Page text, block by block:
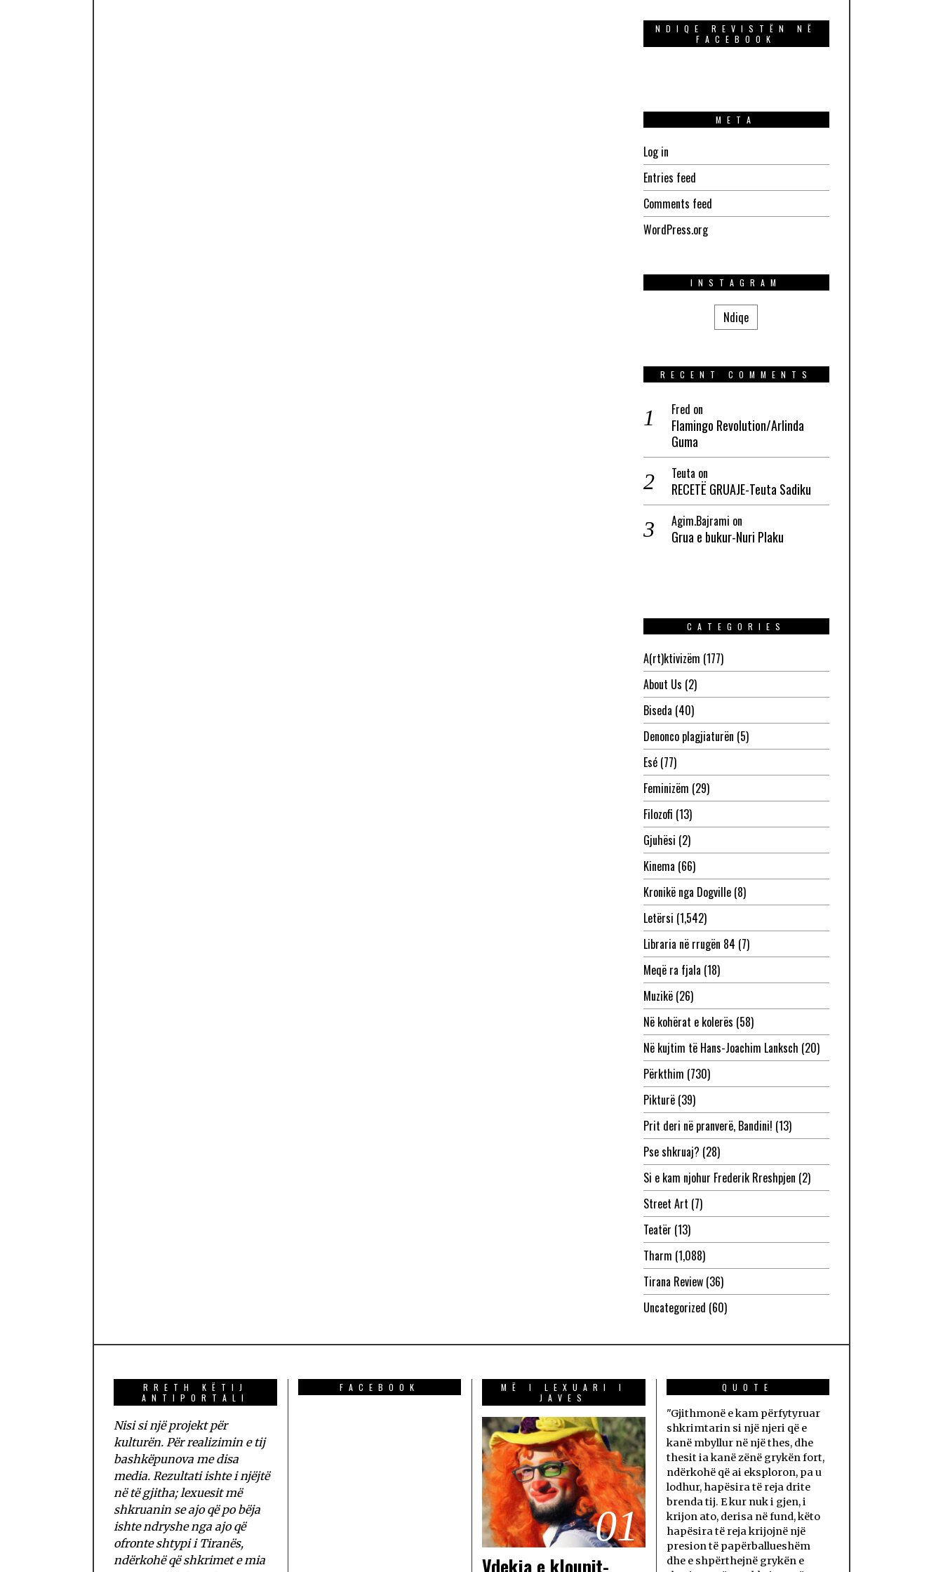
NDIQE REVISTËN NË
FACEBOOK
META
Log in
Entries feed
Comments feed
WordPress.org
INSTAGRAM
Ndiqe
RECENT COMMENTS
Fred on
Flamingo Revolution/Arlinda
Guma
Teuta on
RECETË GRUAJE-Teuta Sadiku
Agim.Bajrami on
Grua e bukur-Nuri Plaku
CATEGORIES
A(rt)ktivizëm (177)
About Us (2)
Biseda (40)
Denonco plagjiaturën (5)
Esé(77)
Feminizëm (29)
Filozofi (13)
Gjuhësi (2)
Kinema (66)
Kronikë nga Dogville(8)
Letërsi (1,542)
Libraria në rrugën 84 (7)
Meqë ra fjala (18)
Muzikë(26)
Në kohërat e kolerës (58)
Në kujtim të Hans-Joachim Lanksch (20)
Përkthim (730)
Pikturë(39)
Prit deri në pranverë, Bandini! (13)
Pse shkruaj? (28)
Si e kam njohur Frederik Rreshpjen (2)
Street Art (7)
Teatër (13)
Tharm (1,088)
Tirana Review(36)
Uncategorized (60)
RRETH KËTIJ
ANTIPORTALI
Nisi si një projekt për
kulturën. Për realizimin e tij
bashkëpunova me disa
media. Rezultati ishte i njëjtë
në të gjitha; lexuesit më
shkruanin se ajo që po bëja
ishte ndryshe nga ajo që
ofronte shtypi i Tiranës,
ndërkohë që shkrimet e mia
FACEBOOK
MË I LEXUARI I
JAVES
01
Vdekja e klounit-
QUOTE
"Gjithmonë e kam përfytyruar
shkrimtarin si një njeri që e
kanë mbyllur në një thes, dhe
thesit ia kanë zënë grykën fort,
ndërkohë që ai eksploron, pa u
lodhur, hapësira të reja drite
brenda tij. E kur nuk i gjen, i
krijon ato, derisa në fund, këto
hapësira të reja krijojnë një
presion të papërballueshëm
dhe e shpërthejnë grykën e